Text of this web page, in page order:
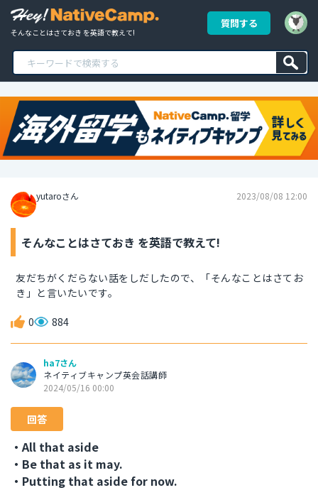
そんなことはさておき を英語で教えて!
質問する
yutaroさん 2023/08/08 12:00
そんなことはさておき を英語で教えて!
友だちがくだらない話をしだしたので、「そんなことはさてお
き」と言いたいです。
0 884
ha7さん
ネイティブキャンプ英会話講師
2024/05/16 00:00
回答
・All that aside
・Be that as it may.
・Putting that aside for now.